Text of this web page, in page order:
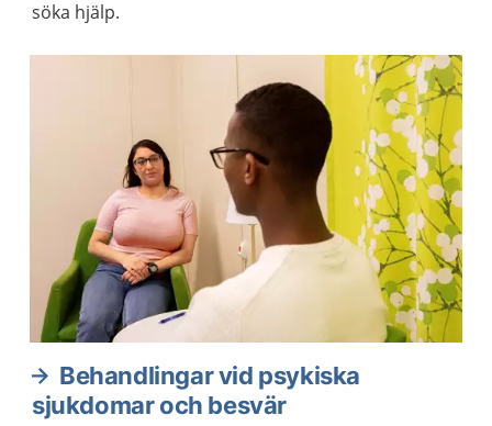
söka hjälp.
Behandlingar vid psykiska
sjukdomar och besvär